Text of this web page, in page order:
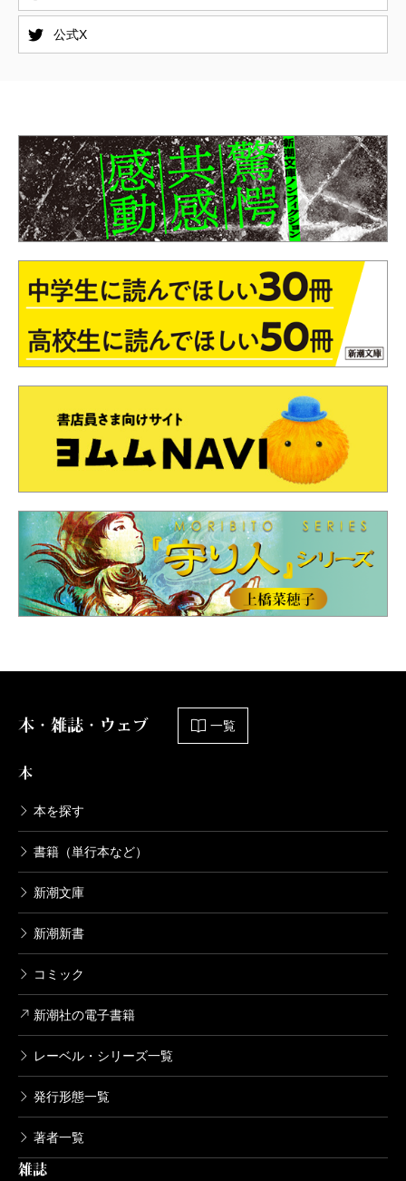
公式X
本・雑誌・ウェブ 一覧
本
本を探す
書籍（単行本など）
新潮文庫
新潮新書
コミック
新潮社の電子書籍
レーベル・シリーズ一覧
発行形態一覧
著者一覧
雑誌